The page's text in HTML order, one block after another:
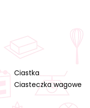
Ciastka
Ciasteczka wagowe